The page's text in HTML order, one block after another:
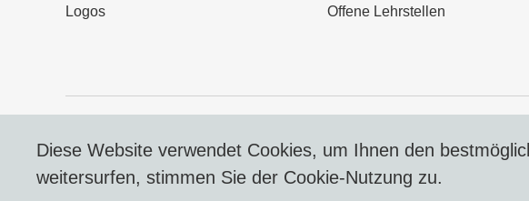
Logos Offene Lehrstellen
Diese Website verwendet Cookies, um Ihnen den
weitersurfen, stimmen Sie der Cookie-Nutzung zu.